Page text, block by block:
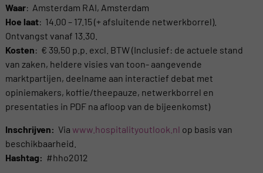
Waar: Amsterdam RAI, Amsterdam
Hoe laat: 14.00 – 17.15 (+ afsluitende netwerkborrel).
Ontvangst vanaf 13.30.
Kosten: € 39,50 p.p. excl. BTW (Inclusief: de actuele stand
van zaken, heldere visies van toon- aangevende
marktpartijen, deelname aan interactief debat met
opiniemakers, koffie/theepauze, netwerkborrel en
presentaties in PDF na afloop van de bijeenkomst)
Inschrijven: Via www.hospitalityoutlook.nl op basis van
beschikbaarheid.
Hashtag: #hho2012